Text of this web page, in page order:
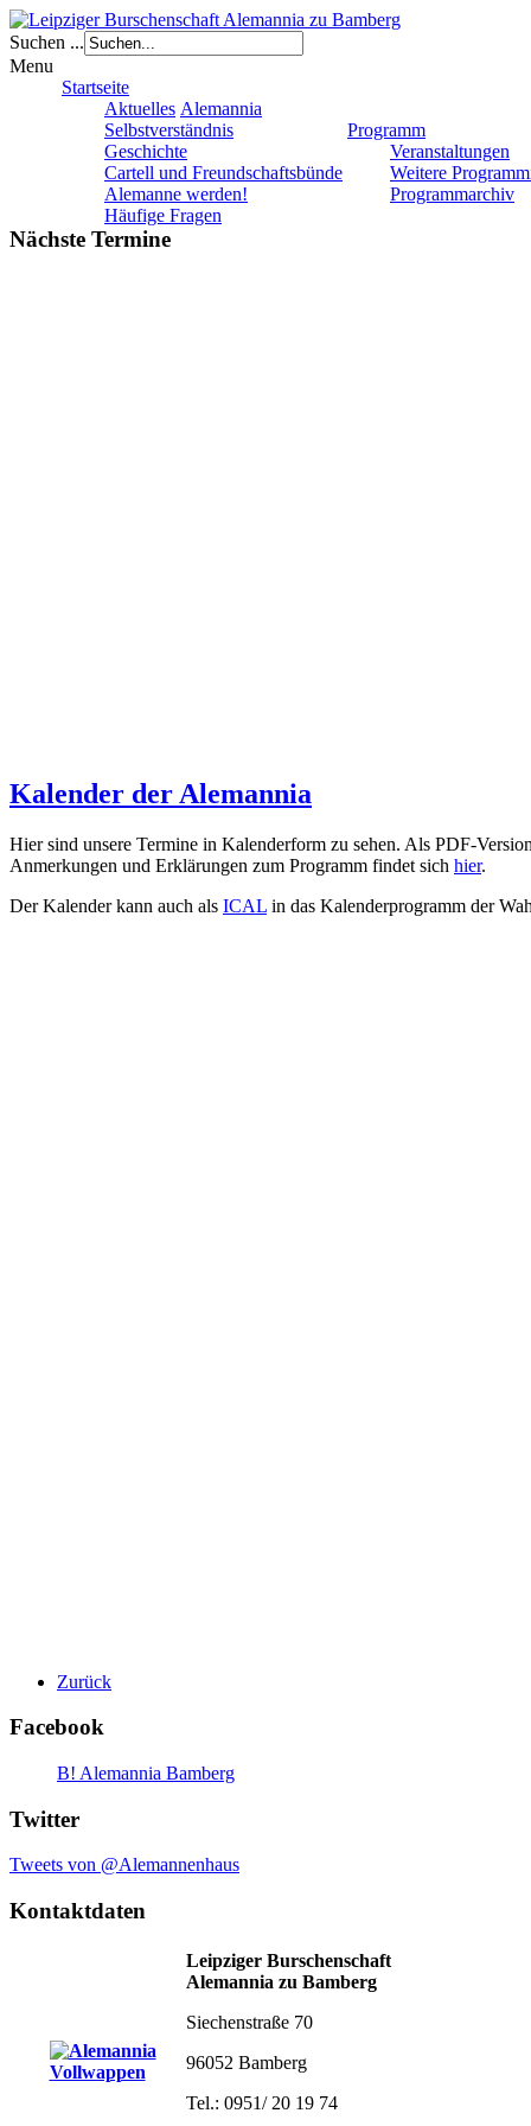
Suchen ...
Menu
Startseite
Aktuelles Alemannia
Selbstverständnis
Geschichte
Cartell und Freundschaftsbünde
Alemanne werden!
Häufige Fragen
Programm
Veranstaltungen
Weitere
Programmarchiv
Nächste Termine
Kalender der Alemannia
Hier sind unsere Termine in Kalenderform zu sehen. Als PDF-
Anmerkungen und Erklärungen zum Programm findet sich hier.
Der Kalender kann auch als ICAL in das Kalenderprogramm der
Zurück
Facebook
B! Alemannia Bamberg
Twitter
Tweets von @Alemannenhaus
Kontaktdaten
Leipziger Burschenschaft
Alemannia zu Bamberg
Siechenstraße 70
96052 Bamberg
Tel.: 0951/ 20 19 74